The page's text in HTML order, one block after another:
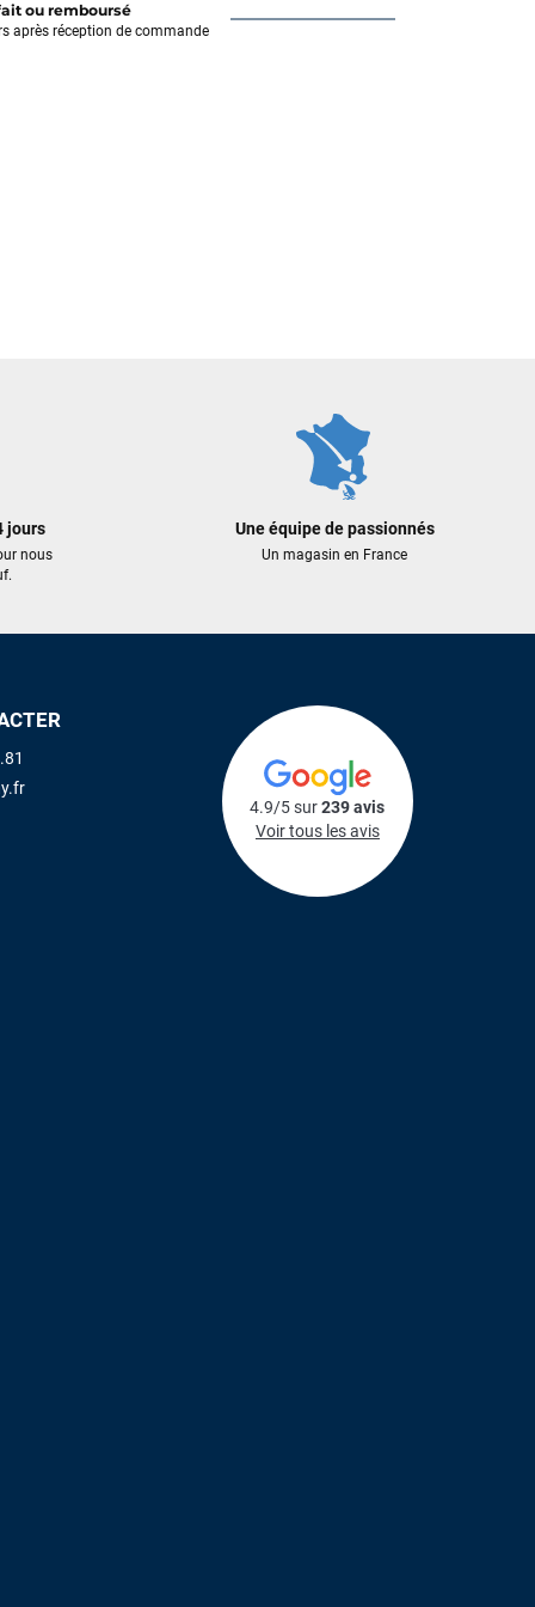
ou remboursé
après réception de commande
jours
nous
Une équipe de passionnés
Un magasin en France
4.9/5 sur239 avis
Voir tous les avis